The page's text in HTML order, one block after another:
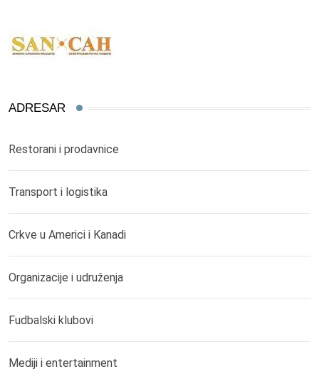
ADRESAR
Restorani i prodavnice
Transport i logistika
Crkve u Americi i Kanadi
Organizacije i udruženja
Fudbalski klubovi
Mediji i entertainment